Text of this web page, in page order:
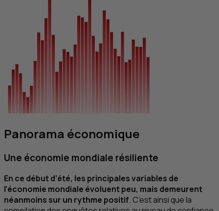
Panorama économique
Une économie mondiale résiliente
En ce début d’été, les principales variables de
l’économie mondiale évoluent peu, mais demeurent
néanmoins sur un rythme positif. C’est ainsi que la